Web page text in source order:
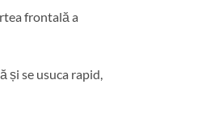
frontală a
se usuca rapid,